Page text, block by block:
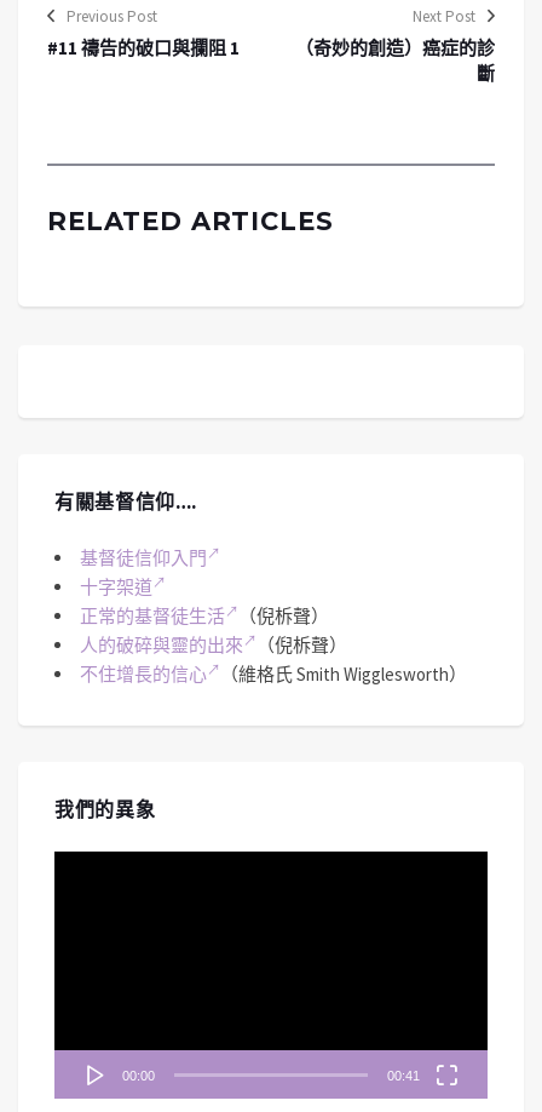
Previous Post
#11 禱告的破口與攔阻 1
Next Post
（奇妙的創造）癌症的診
斷
RELATED ARTICLES
有關基督信仰….
基督徒信仰入門
十字架道
正常的基督徒生活
（倪柝聲）
人的破碎與靈的出來
（倪柝聲）
不住增長的信心
（維格氏 Smith Wigglesworth）
我們的異象
00:00 00:41